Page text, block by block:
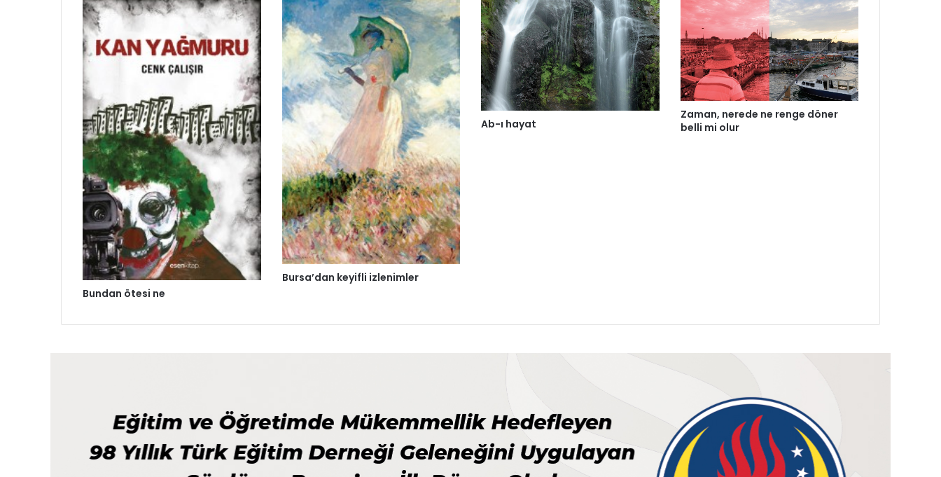
Bundan ötesi ne
Bursa’dan keyifli izlenimler
Ab-ı hayat
Zaman, nerede ne renge döner
belli mi olur